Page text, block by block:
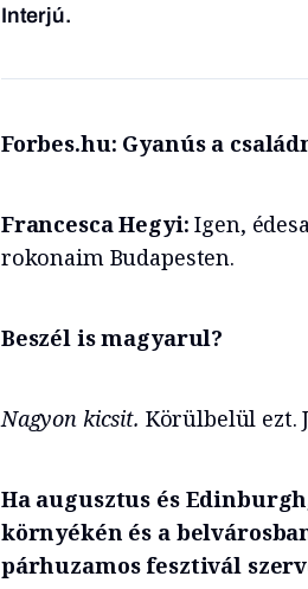
Interjú.
Forbes.hu: Gyanús a
Francesca Hegyi:Igen,
rokonaim Budapesten.
Beszél is magyarul?
Nagyon kicsit. Körülbelül ezt.
Ha augusztus és
környékén és a
párhuzamos fesztivál